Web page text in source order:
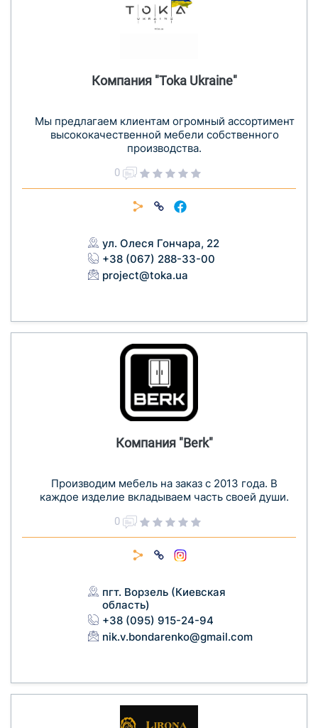
Компания "Toka Ukraine"
Мы предлагаем клиентам огромный ассортимент
высококачественной мебели собственного
производства.
0
ул. Олеся Гончара, 22
+38 (067) 288-33-00
project@toka.ua
Компания "Berk"
Производим мебель на заказ с 2013 года. В
каждое изделие вкладываем часть своей души.
0
пгт. Ворзель (Киевская
область)
+38 (095) 915-24-94
nik.v.bondarenko@gmail.com